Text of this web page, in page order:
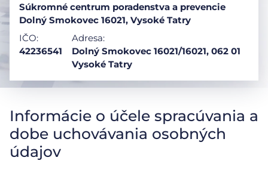
Súkromné centrum poradenstva a prevencie
Dolný Smokovec 16021, Vysoké Tatry
IČO:
42236541
Adresa:
Dolný Smokovec 16021/16021, 062 01
Vysoké Tatry
Informácie o účele spracúvania a
dobe uchovávania osobných
údajov